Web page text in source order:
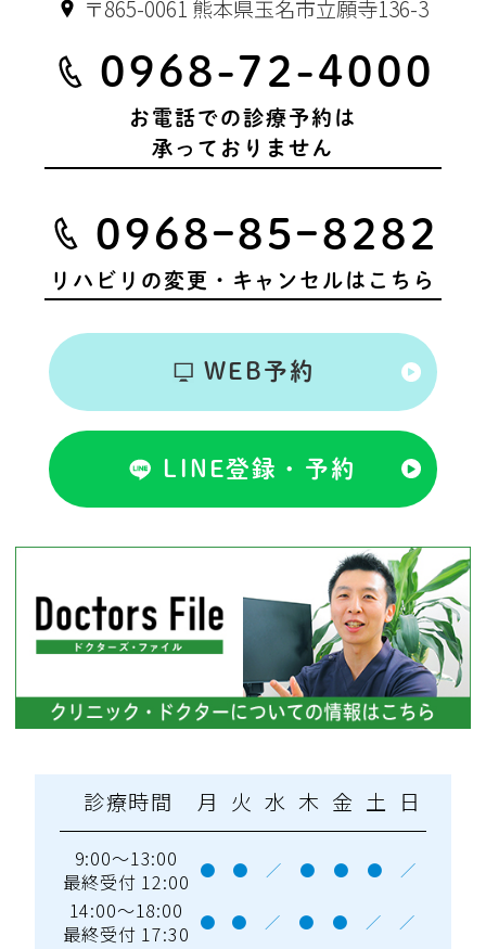
〒865-0061 熊本県玉名市立願寺136-3
0968-72-4000
お電話での診療予約は
承っておりません
0968ｰ85ｰ8282
リハビリの変更・キャンセルはこちら
WEB予約
LINE登録・予約
診療時間 月 火 水 木 金 土 日
9:00～13:00
最終受付 12:00 ● ● ／ ● ● ● ／
14:00～18:00
最終受付 17:30 ● ● ／ ● ● ／ ／